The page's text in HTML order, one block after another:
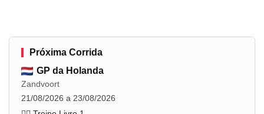
Próxima Corrida
GP da Holanda
Zandvoort
21/08/2026 a 23/08/2026